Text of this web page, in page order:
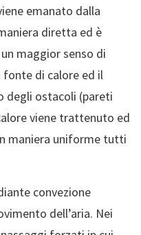
emanato dalla
diretta ed è
maggior senso di
fonte di calore ed il
degli ostacoli (pareti
viene trattenuto ed
maniera uniforme tutti
convezione
dell’aria. Nei